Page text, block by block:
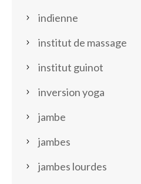
indienne
institut de massage
institut guinot
inversion yoga
jambe
jambes
jambes lourdes